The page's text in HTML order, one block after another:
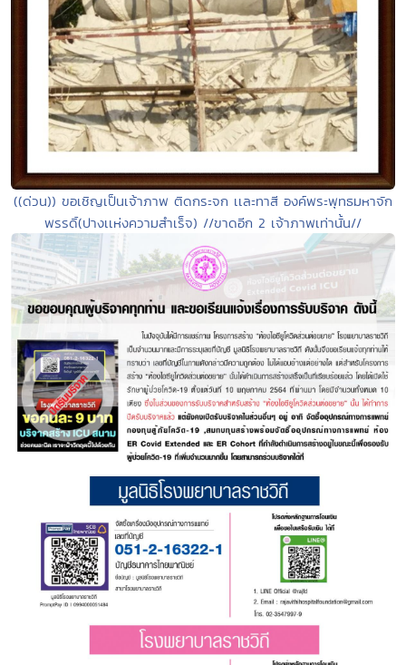
((ด่วน)) ขอเชิญเป็นเจ้าภาพ ติดกระจก เเละทาสี องค์พระพุทธมหาจัก
พรรดิ์(ปางเเห่งความสำเร็จ) //ขาดอีก 2 เจ้าภาพเท่านั้น//